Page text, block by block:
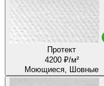
Протект
4200 ₽/м²
Моющиеся, Шовные